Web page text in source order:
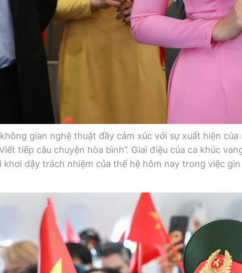
gian nghệ thuật đầy cảm xúc với sự xuất hiện của
tiếp câu chuyện hòa bình”. Giai điệu của ca khúc
dậy trách nhiệm của thế hệ hôm nay trong việc